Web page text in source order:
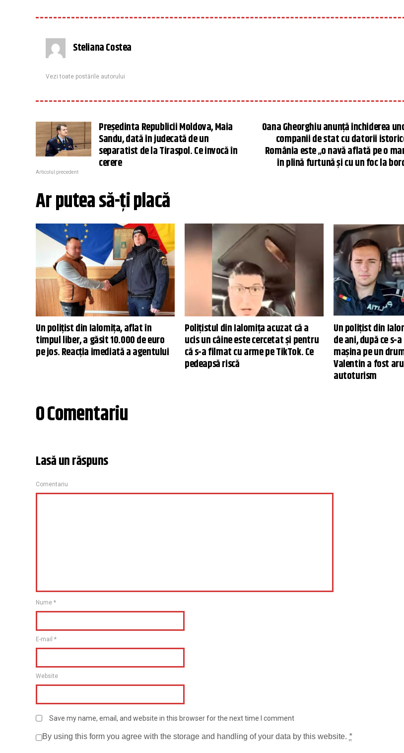
Steliana Costea
Vezi toate postările autorului
Președinta Republicii Moldova, Maia
Sandu, dată în judecată de un
separatist de la Tiraspol. Ce invocă în
cerere
Articolul precedent
Oana Gheorghiu anunță închiderea
companii de stat cu datorii
România este „o navă aflată pe o
în plină furtună şi cu un foc la
Ar putea să-ți placă
Un poliţist din Ialomiţa, aflat în
timpul liber, a găsit 10.000 de euro
pe jos. Reacţia imediată a agentului
Polițistul din Ialomiţa acuzat că a
ucis un câine este cercetat și pentru
că s-a filmat cu arme pe TikTok. Ce
pedeapsă riscă
Un poliţist din
de ani, după ce s-
maşina pe un
Valentin a fost
autoturism
0 Comentariu
Lasă un răspuns
Comentariu
Nume *
E-mail *
Website
Save my name, email, and website in this browser for the next time I comment
By using this form you agree with the storage and handling of your data by this website. *